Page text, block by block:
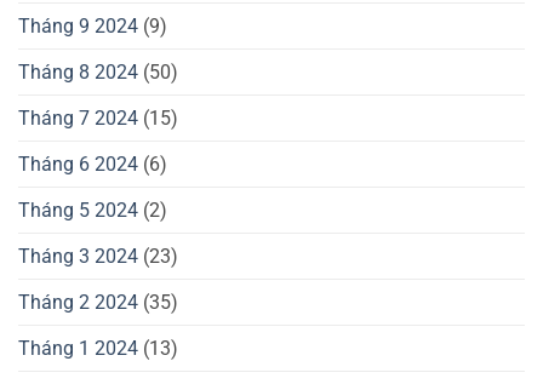
Tháng 9 2024 (9)
Tháng 8 2024 (50)
Tháng 7 2024 (15)
Tháng 6 2024 (6)
Tháng 5 2024 (2)
Tháng 3 2024 (23)
Tháng 2 2024 (35)
Tháng 1 2024 (13)